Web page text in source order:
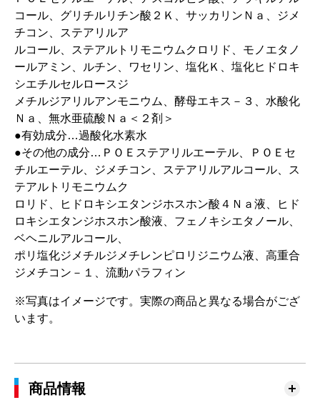
コール、グリチルリチン酸２Ｋ、サッカリンＮａ、ジメ
チコン、ステアリルア
ルコール、ステアルトリモニウムクロリド、モノエタノ
ールアミン、ルチン、ワセリン、塩化Ｋ、塩化ヒドロキ
シエチルセルロースジ
メチルジアリルアンモニウム、酵母エキス－３、水酸化
Ｎａ、無水亜硫酸Ｎａ＜２剤＞
●有効成分…過酸化水素水
●その他の成分…ＰＯＥステアリルエーテル、ＰＯＥセ
チルエーテル、ジメチコン、ステアリルアルコール、ス
テアルトリモニウムク
ロリド、ヒドロキシエタンジホスホン酸４Ｎａ液、ヒド
ロキシエタンジホスホン酸液、フェノキシエタノール、
ベヘニルアルコール、
ポリ塩化ジメチルジメチレンピロリジニウム液、高重合
ジメチコン－１、流動パラフィン
※写真はイメージです。実際の商品と異なる場合がござ
います。
商品情報